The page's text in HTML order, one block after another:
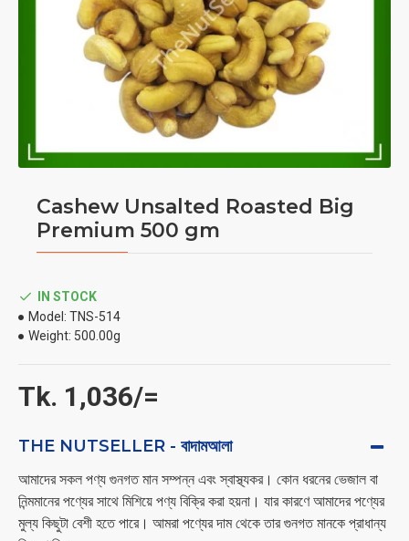
Cashew Unsalted Roasted Big
Premium 500 gm
Tk. 1,036/=
IN STOCK
Model: TNS-514
Weight: 500.00g
THE NUTSELLER - বাদামআলা
আমাদের সকল পণ্য গুনগত মান সম্পন্ন এবং স্বাস্থ্যকর। কোন ধরনের ভেজাল বা
নিন্মমানের পণ্যের সাথে মিশিয়ে পণ্য বিক্রি করা হয়না। যার কারণে আমাদের পণ্যের
মুল্য কিছুটা বেশী হতে পারে। আমরা পণ্যের দাম থেকে তার গুনগত মানকে প্রাধান্য